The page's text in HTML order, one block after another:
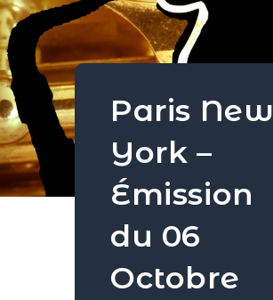
Paris New
York –
Émission
du 06
Octobre